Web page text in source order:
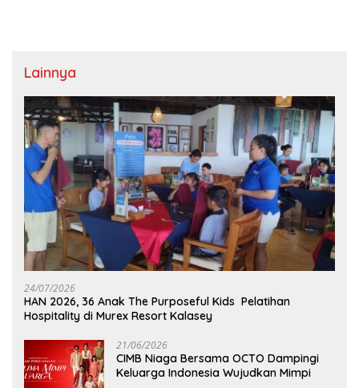
Lainnya
24/07/2026
HAN 2026, 36 Anak The Purposeful Kids Pelatihan
Hospitality di Murex Resort Kalasey
21/06/2026
CIMB Niaga Bersama OCTO Dampingi
Keluarga Indonesia Wujudkan Mimpi